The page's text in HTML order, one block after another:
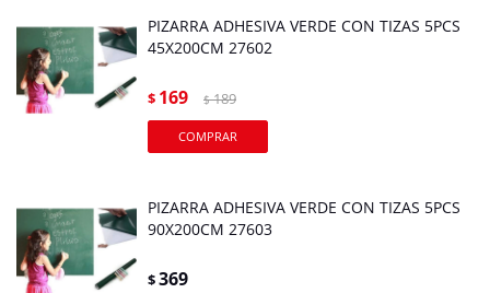
PIZARRA ADHESIVA VERDE CON TIZAS 5PCS
45X200CM 27602
$ 169 $ 189
PIZARRA ADHESIVA VERDE CON TIZAS 5PCS
90X200CM 27603
$369